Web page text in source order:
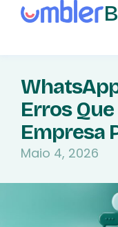
Erros
Empresa
Maio 4, 2026